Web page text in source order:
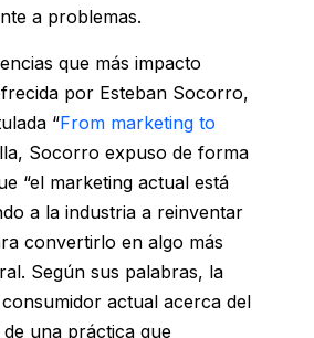
a problemas.
que más impacto
por Esteban Socorro,
“From marketing to
Socorro expuso de forma
“el marketing actual está
a la industria a reinventar
convertirlo en algo más
Según sus palabras, la
actual acerca del
una práctica que